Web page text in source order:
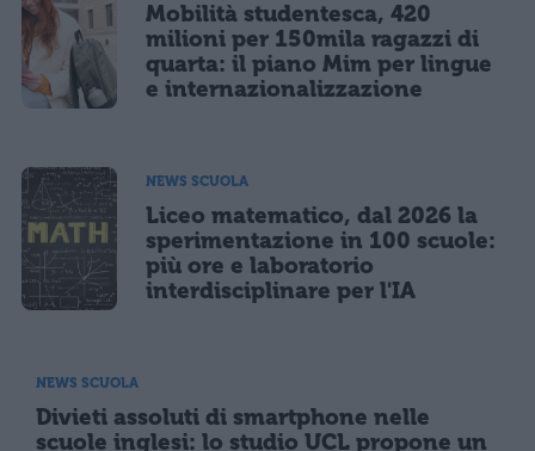
Mobilità studentesca, 420
milioni per 150mila ragazzi di
quarta: il piano Mim per lingue
e internazionalizzazione
NEWS SCUOLA
Liceo matematico, dal 2026 la
sperimentazione in 100 scuole:
più ore e laboratorio
interdisciplinare per l'IA
NEWS SCUOLA
Divieti assoluti di smartphone nelle
scuole inglesi: lo studio UCL propone un